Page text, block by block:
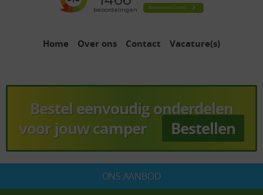
Home Over ons Contact Vacature(s)
Bestel eenvoudig onderdelen
voor jouw camper
Bestellen
ONS AANBOD